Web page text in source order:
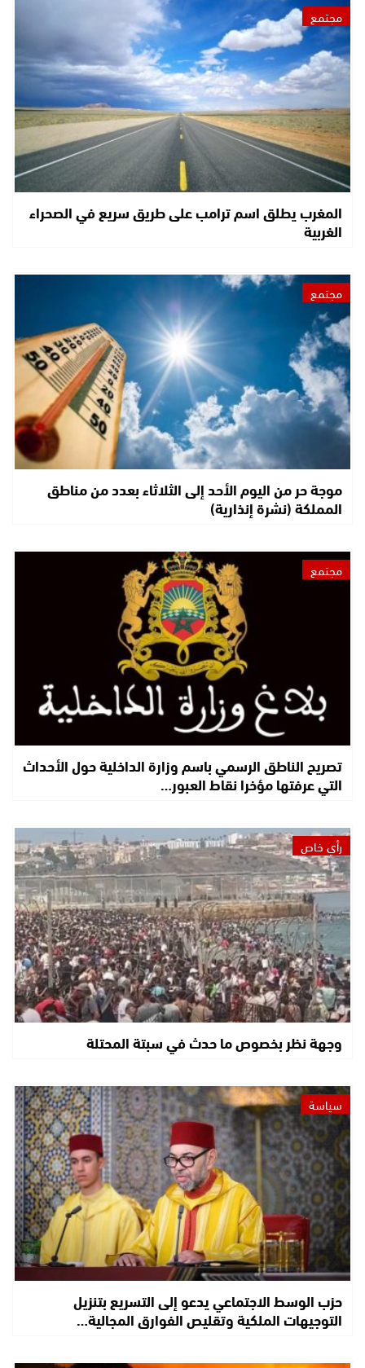
مجتمع
المغرب يطلق اسم ترامب على طريق سريع في الصحراء
الغربية
مجتمع
موجة حر من اليوم الأحد إلى الثلاثاء بعدد من مناطق
المملكة (نشرة إنذارية)
مجتمع
تصريح الناطق الرسمي باسم وزارة الداخلية حول الأحداث
التي عرفتها مؤخرا نقاط العبور…
رأي خاص
وجهة نظر بخصوص ما حدث في سبتة المحتلة
سياسة
حزب الوسط الاجتماعي يدعو إلى التسريع بتنزيل
التوجيهات الملكية وتقليص الفوارق المجالية…